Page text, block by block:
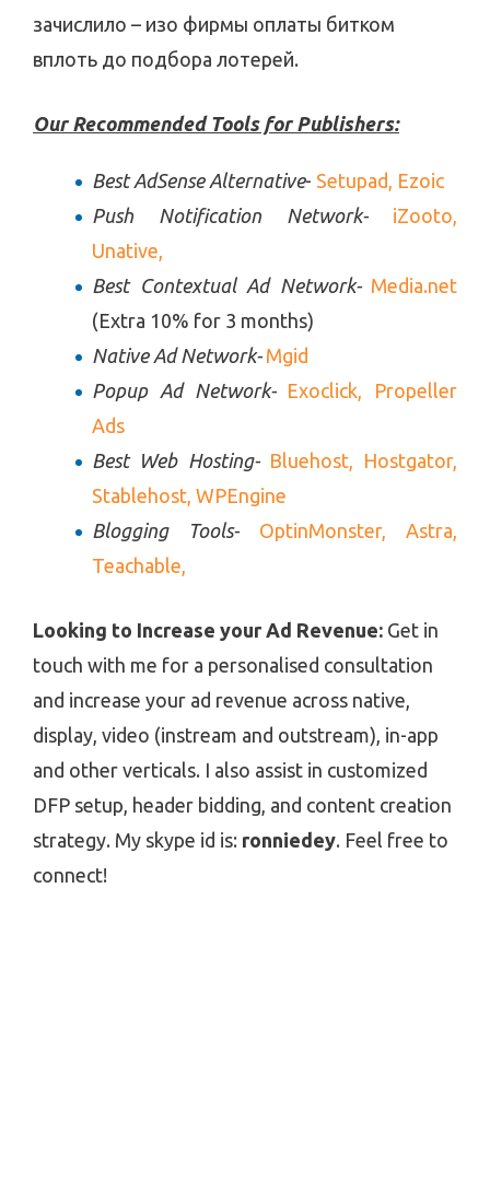
зачислило – изо фирмы оплаты битком
вплоть до подбора лотерей.
Our Recommended Tools for Publishers:
Best AdSense Alternative- Setupad, Ezoic
Push Notification Network-
iZooto,
Unative,
Best Contextual Ad Network- Media.net
(Extra 10% for 3 months)
Native Ad Network- Mgid
Popup Ad Network-
Exoclick,
Propeller
Ads
Best Web Hosting- Bluehost, Hostgator,
Stablehost, WPEngine
Blogging Tools-
OptinMonster,
Astra,
Teachable,
Looking to Increase your Ad Revenue: Get in
touch with me for a personalised consultation
and increase your ad revenue across native,
display, video (instream and outstream), in-app
and other verticals. I also assist in customized
DFP setup, header bidding, and content creation
strategy. My skype id is: ronniedey. Feel free to
connect!